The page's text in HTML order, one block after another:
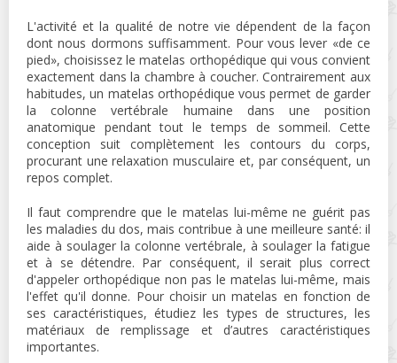
L'activité et la qualité de notre vie dépendent de la façon
dont nous dormons suffisamment. Pour vous lever «de ce
pied», choisissez le matelas orthopédique qui vous convient
exactement dans la chambre à coucher. Contrairement aux
habitudes, un matelas orthopédique vous permet de garder
la colonne vertébrale humaine dans une position
anatomique pendant tout le temps de sommeil. Cette
conception suit complètement les contours du corps,
procurant une relaxation musculaire et, par conséquent, un
repos complet.
Il faut comprendre que le matelas lui-même ne guérit pas
les maladies du dos, mais contribue à une meilleure santé: il
aide à soulager la colonne vertébrale, à soulager la fatigue
et à se détendre. Par conséquent, il serait plus correct
d'appeler orthopédique non pas le matelas lui-même, mais
l'effet qu'il donne. Pour choisir un matelas en fonction de
ses caractéristiques, étudiez les types de structures, les
matériaux de remplissage et d’autres caractéristiques
importantes.